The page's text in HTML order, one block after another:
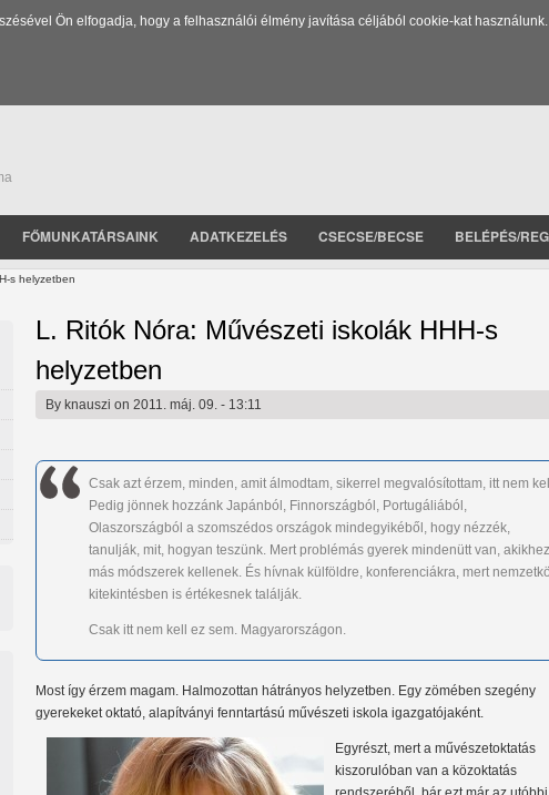
Ön elfogadja, hogy a felhasználói élmény javítása céljából cookie-kat
FŐMUNKATÁRSAINK ADATKEZELÉS CSECSE/BECSE BELÉPÉS/
s helyzetben
L. Ritók Nóra: Művészeti iskolák HHH-s
helyzetben
By knauszi on 2011. máj. 09. - 13:11
Csak azt érzem, minden, amit álmodtam, sikerrel megvalósítottam, itt nem
Pedig jönnek hozzánk Japánból, Finnországból, Portugáliából,
Olaszországból a szomszédos országok mindegyikéből, hogy nézzék,
tanulják, mit, hogyan teszünk. Mert problémás gyerek mindenütt van, akikhez
más módszerek kellenek. És hívnak külföldre, konferenciákra, mert
kitekintésben is értékesnek találják.
Csak itt nem kell ez sem. Magyarországon.
Most így érzem magam. Halmozottan hátrányos helyzetben. Egy zömében szegény
gyerekeket oktató, alapítványi fenntartású művészeti iskola igazgatójaként.
Egyrészt, mert a művészetoktatás
kiszorulóban van a közoktatás